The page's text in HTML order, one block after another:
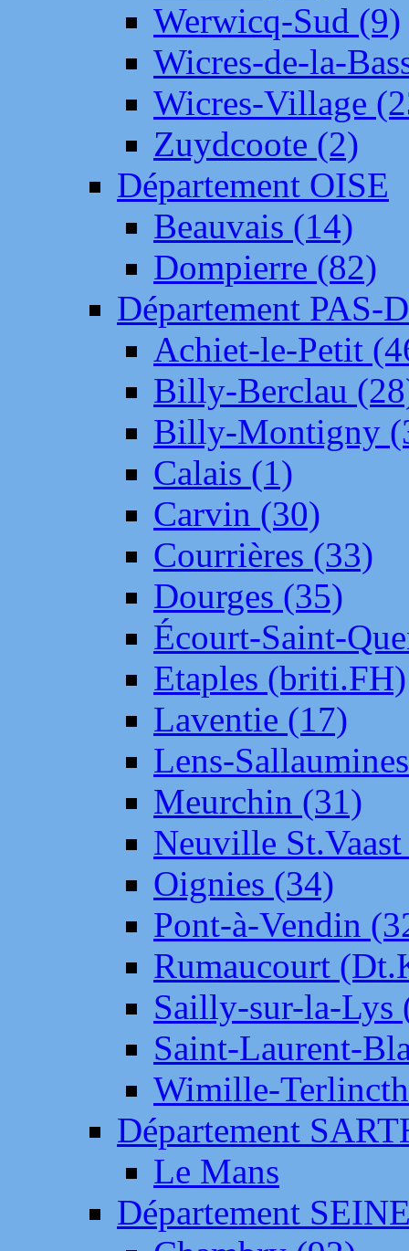
Werwicq-Sud (9)
Wicres-de-la-
Wicres-Village
Zuydcoote (2)
Département OISE
Beauvais (14)
Dompierre (82)
Département PAS-
Achiet-le-Petit
Billy-Berclau
Billy-Montigny
Calais (1)
Carvin (30)
Courrières (33)
Dourges (35)
Écourt-Saint-
Etaples (briti.FH)
Laventie (17)
Lens-
Meurchin (31)
Neuville
Oignies (34)
Pont-à-Vendin
Rumaucourt
Sailly-sur-la-Lys
Saint-Laurent-
Wimille-
Département
Le Mans
Département